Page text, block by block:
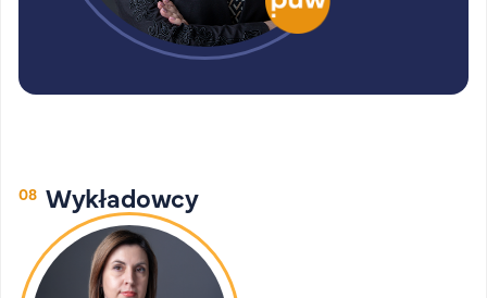
Wykładowcy